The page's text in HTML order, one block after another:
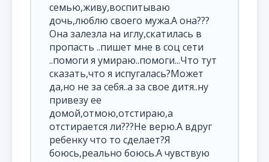
семью,живу,воспитываю
дочь,люблю своего мужа.А она???
Она залезла на иглу,скатилась в
пропасть ..пишет мне в соц сети
..помоги я умираю..помоги...Что тут
сказать,что я испугалась?Может
да,но не за себя..а за свое дитя..ну
привезу ее
домой,отмою,отстираю,а
отстирается ли???Не верю.А вдруг
ребенку что то сделает?Я
боюсь,реально боюсь.А чувствую